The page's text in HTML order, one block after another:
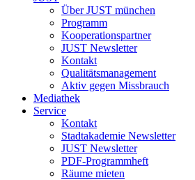
Über JUST münchen
Programm
Kooperationspartner
JUST Newsletter
Kontakt
Qualitätsmanagement
Aktiv gegen Missbrauch
Mediathek
Service
Kontakt
Stadtakademie Newsletter
JUST Newsletter
PDF-Programmheft
Räume mieten